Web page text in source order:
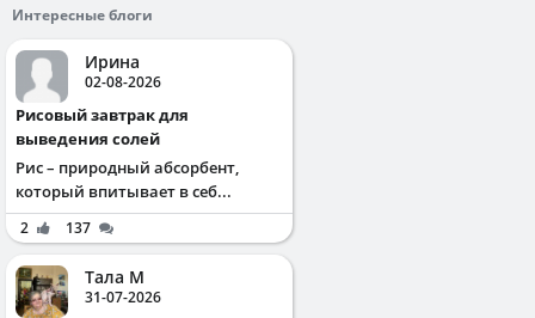
Интересные блоги
Ирина
02-08-2026
Рисовый завтрак для
выведения солей
Рис – природный абсорбент,
который впитывает в себ...
2 137
Тала М
31-07-2026